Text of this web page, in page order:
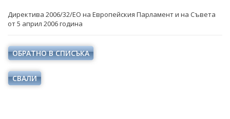
ИСТОРИЯ
ОДИТЕН КОМИТЕТ
БЮДЖЕТ
НОРМАТИВНИ ДОКУМЕНТИ
ДИРЕКТИВИ И РЕГЛАМЕНТИ
НАРЕДБИ
Директива 2006/32/ЕО на Европейския Парламент и на Съвета
от 5 април 2006 година
ОБРАТНО В СПИСЪКА
СВАЛИ